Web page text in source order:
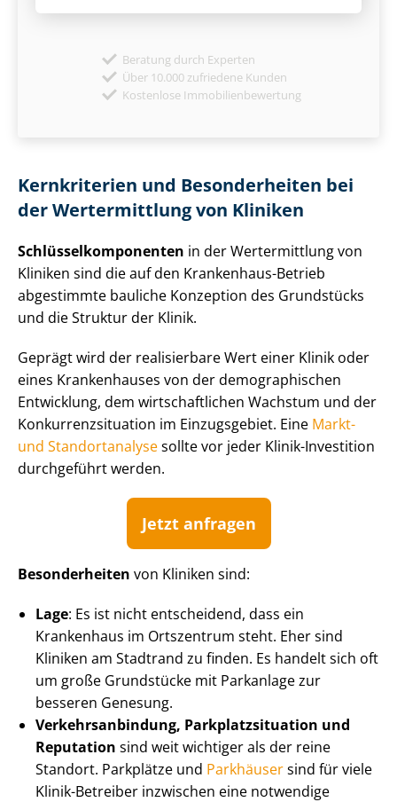
Beratung durch Experten
Über 10.000 zufriedene Kunden
Kostenlose Immobilienbewertung
Kernkriterien und Besonderheiten bei
der Wertermittlung von Kliniken
Schlüs­sel­kom­po­nen­ten in der Wertermittlung von
Kliniken sind die auf den Krankenhaus-Betrieb
abgestimmte bauliche Konzeption des Grundstücks
und die Struktur der Klinik.
Geprägt wird der realisierbare Wert einer Klinik oder
eines Krankenhauses von der demographischen
Entwicklung, dem wirt­schaft­li­chen Wachstum und der
Kon­kur­renz­si­tua­ti­on im Einzugsgebiet. Eine Markt-
und Standortanalysesollte vor jeder Klinik-Investition
durchgeführt werden.
Jetzt anfragen
Besonderheiten von Kliniken sind:
Lage: Es ist nicht entscheidend, dass ein
Krankenhaus im Ortszentrum steht. Eher sind
Kliniken am Stadtrand zu finden. Es handelt sich oft
um große Grundstücke mit Parkanlage zur
besseren Genesung.
Ver­kehrs­an­bin­dung, Park­platz­si­tua­ti­on und
Reputation sind weit wichtiger als der reine
Standort. Parkplätze und Parkhäusersind für viele
Klinik-Betreiber inzwischen eine notwendige